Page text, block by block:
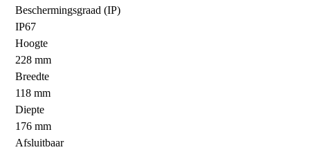
Beschermingsgraad (IP)
IP67
Hoogte
228 mm
Breedte
118 mm
Diepte
176 mm
Afsluitbaar